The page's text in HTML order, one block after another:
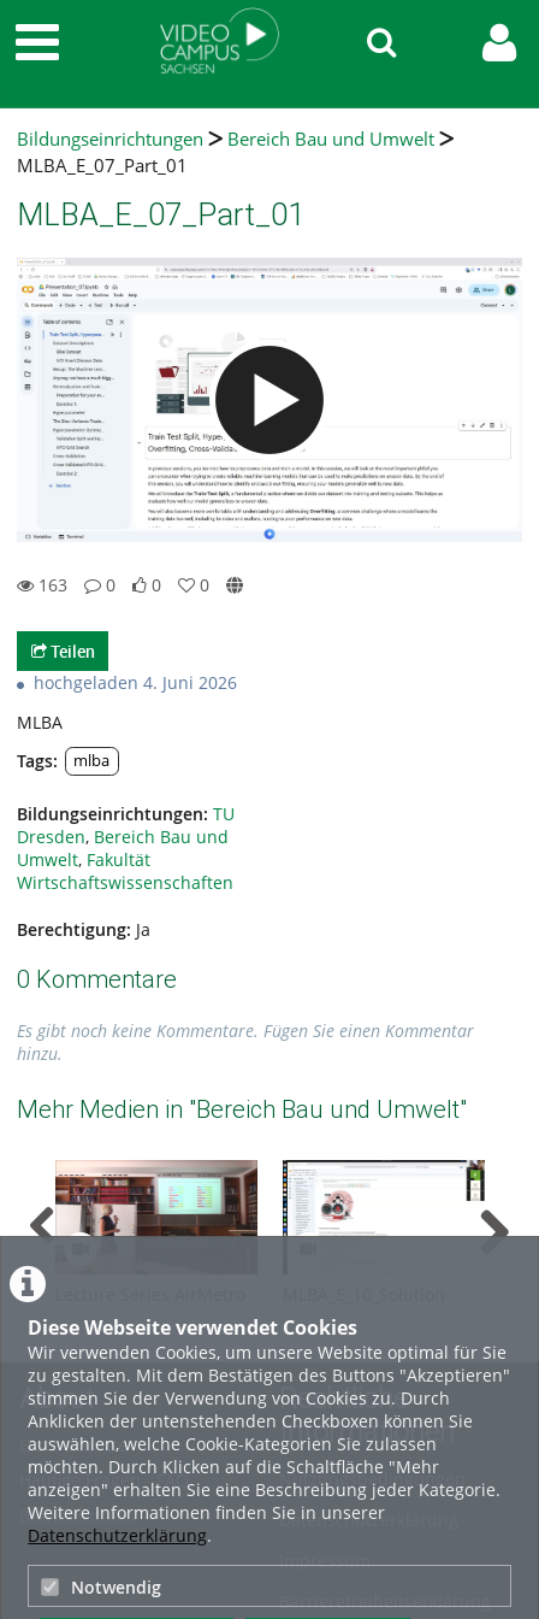
Diese Webseite verwendet Cookies
Wir verwenden Cookies, um unsere Website optimal für Sie
zu gestalten. Mit dem Bestätigen des Buttons "Akzeptieren"
stimmen Sie der Verwendung von Cookies zu. Durch
Anklicken der untenstehenden Checkboxen können Sie
auswählen, welche Cookie-Kategorien Sie zulassen
möchten. Durch Klicken auf die Schaltfläche "Mehr
anzeigen" erhalten Sie eine Beschreibung jeder Kategorie.
Weitere Informationen finden Sie in unserer
Datenschutzerklärung.
Notwendig
Bildungseinrichtungen
Bereich Bau und Umwelt
MLBA_E_07_Part_01
MLBA_E_07_Part_01
163
0
0
0
Teilen
hochgeladen 4. Juni 2026
MLBA
Tags:
mlba
Bildungseinrichtungen: TU
Dresden, Bereich Bau und
Umwelt, Fakultät
Wirtschaftswissenschaften
Berechtigung: Ja
0 Kommentare
Es gibt noch keine Kommentare. Fügen Sie einen Kommentar
hinzu.
Mehr Medien in "Bereich Bau und Umwelt"
SS2026 Part 10
About
Erste Schritte
Häufige Fragen - FAQ
Betriebsstatus
Rechtliche
Informationen
Nutzungsbedingungen
Datenschutzerklärung
Impressum
Barrierefreiheitserklärung